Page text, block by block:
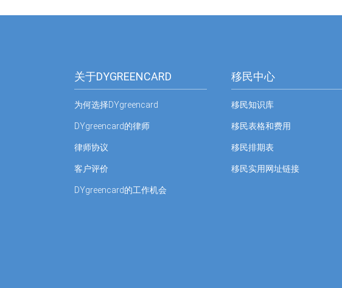
关于DYGREENCARD
为何选择DYgreencard
DYgreencard的律师
律师协议
客户评价
DYgreencard的工作机会
移民中心
移民知识库
移民表格和费用
移民排期表
移民实用网址链接